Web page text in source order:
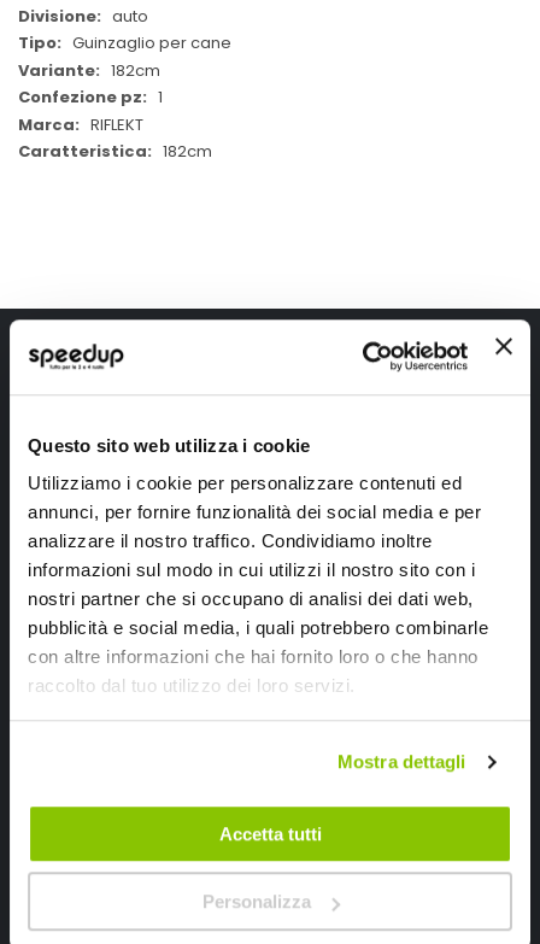
Questo sito web utilizza i cookie
Utilizziamo i cookie per personalizzare contenuti ed
annunci, per fornire funzionalità dei social media e per
analizzare il nostro traffico. Condividiamo inoltre
informazioni sul modo in cui utilizzi il nostro sito con i
nostri partner che si occupano di analisi dei dati web,
pubblicità e social media, i quali potrebbero combinarle
con altre informazioni che hai fornito loro o che hanno
raccolto dal tuo utilizzo dei loro servizi.
Mostra dettagli
Accetta tutti
Personalizza
auto
Guinzaglio per cane
182cm
1
RIFLEKT
182cm
Iscriviti alla newsletter Speedup
Ricevi subito uno sconto del 10% per il tuo primo acquisto online!
Ho letto e accettato il documentoprivacy policy
Iscrivimi